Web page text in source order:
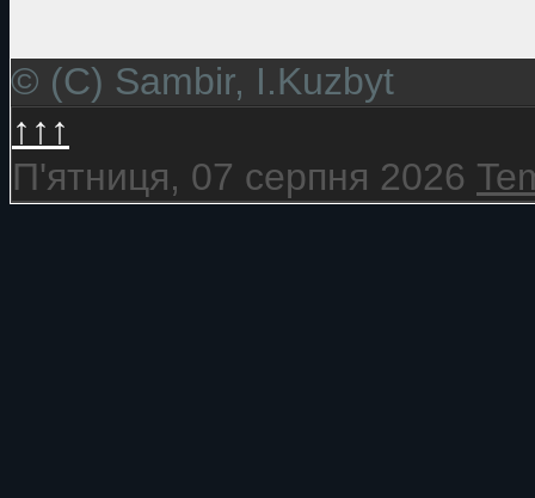
© (C) Sambir, I.Kuzbyt
↑↑↑
П'ятниця, 07 серпня 2026